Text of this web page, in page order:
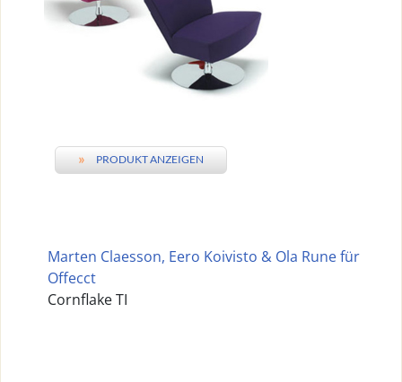
» PRODUKT ANZEIGEN
Marten Claesson, Eero Koivisto & Ola Rune für
Offecct
Cornflake TI